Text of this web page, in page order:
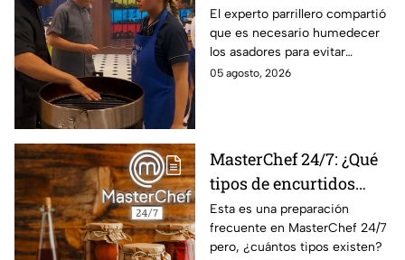
24/7 destaca la
importancia del agua
para la preparación de
cualquier asado
El experto parrillero compartió
que es necesario humedecer
los asadores para evitar
accidentes
05 agosto, 2026
MasterChef 24/7: ¿Qué
tipos de encurtidos
hay?
Esta es una preparación
frecuente en MasterChef 24/7
pero, ¿cuántos tipos existen?